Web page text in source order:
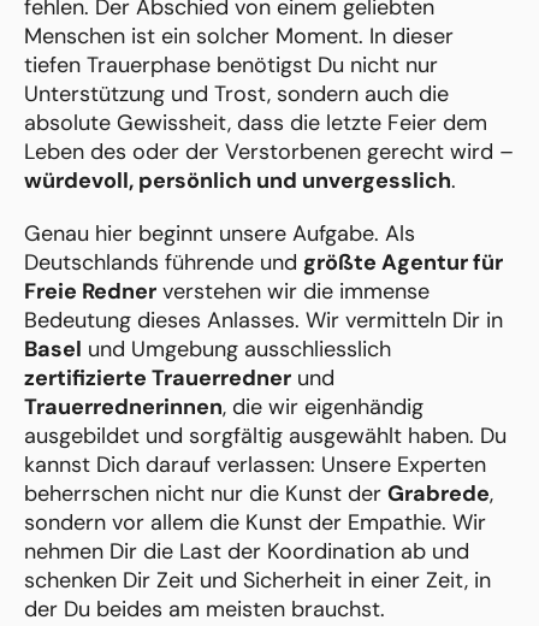
fehlen. Der Abschied von einem geliebten
Menschen ist ein solcher Moment. In dieser
tiefen Trauerphase benötigst Du nicht nur
Unterstützung und Trost, sondern auch die
absolute Gewissheit, dass die letzte Feier dem
Leben des oder der Verstorbenen gerecht wird –
würdevoll, persönlich und unvergesslich.
Genau hier beginnt unsere Aufgabe. Als
Deutschlands führende und größte Agentur für
Freie Redner verstehen wir die immense
Bedeutung dieses Anlasses. Wir vermitteln Dir in
Basel und Umgebung ausschliesslich
zertifizierte Trauerredner und
Trauerrednerinnen, die wir eigenhändig
ausgebildet und sorgfältig ausgewählt haben. Du
kannst Dich darauf verlassen: Unsere Experten
beherrschen nicht nur die Kunst der Grabrede,
sondern vor allem die Kunst der Empathie. Wir
nehmen Dir die Last der Koordination ab und
schenken Dir Zeit und Sicherheit in einer Zeit, in
der Du beides am meisten brauchst.